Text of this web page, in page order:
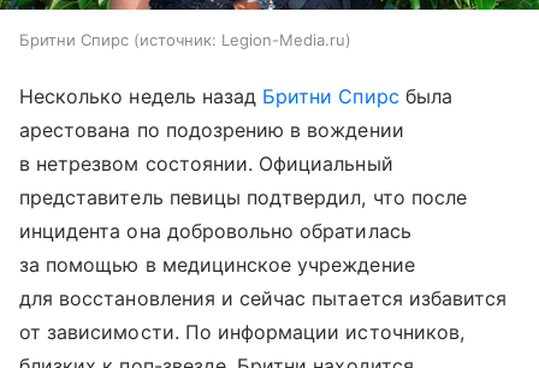
Бритни Спирс источник: Legion-Media.ru
Несколько недель назад Бритни Спирс была
арестована по подозрению в вождении
в нетрезвом состоянии. Официальный
представитель певицы подтвердил, что после
инцидента она добровольно обратилась
за помощью в медицинское учреждение
для восстановления и сейчас пытается избавится
от зависимости. По информации источников,